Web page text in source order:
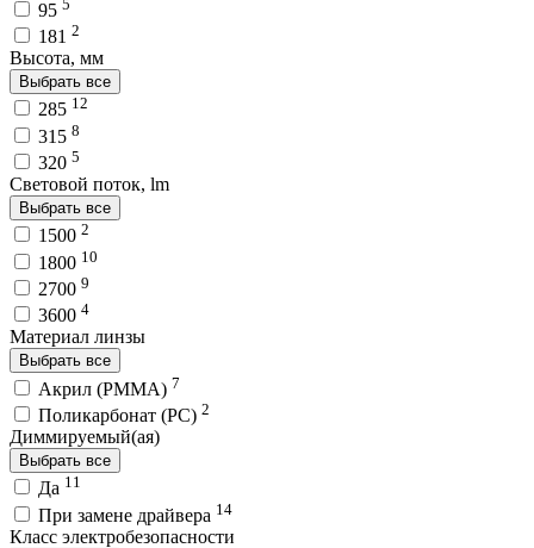
95
181 2
Высота, мм
Выбрать все
285 12
315 8
320 5
Световой поток, lm
Выбрать все
1500 2
1800 10
2700 9
3600 4
Материал линзы
Выбрать все
Акрил (PMMA) 7
Поликарбонат (PC) 2
Диммируемый(ая)
Выбрать все
Да 11
При замене драйвера 14
Класс электробезопасности